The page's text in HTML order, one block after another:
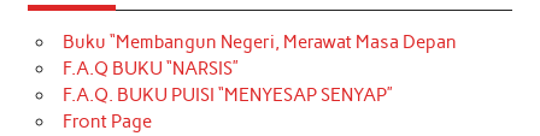
e
b
o
o
t
a
g
r
T
o
k
t
e
r
k
e
d
t
t
e
T
u
b
Buku “Membangun Negeri, Merawat Masa Depan
F.A.Q BUKU “NARSIS”
F.A.Q. BUKU PUISI “MENYESAP SENYAP”
Front Page